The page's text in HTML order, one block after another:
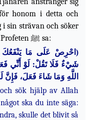
honom i detta och
i sin strävan och söker
hans hjälp för att uppnå den, såsom Profeten ﷺ sa:
(احْرِصْ عَلَى مَا يَنْفَعُكَ
شَيْءٌ فَلَا تَقُلْ: لَوْ أَنِّي
اللَّهِ وَمَا شَاءَ فَعَلَ،
sök hjälp av Allah
ska du inte säga:
skulle det blivit så